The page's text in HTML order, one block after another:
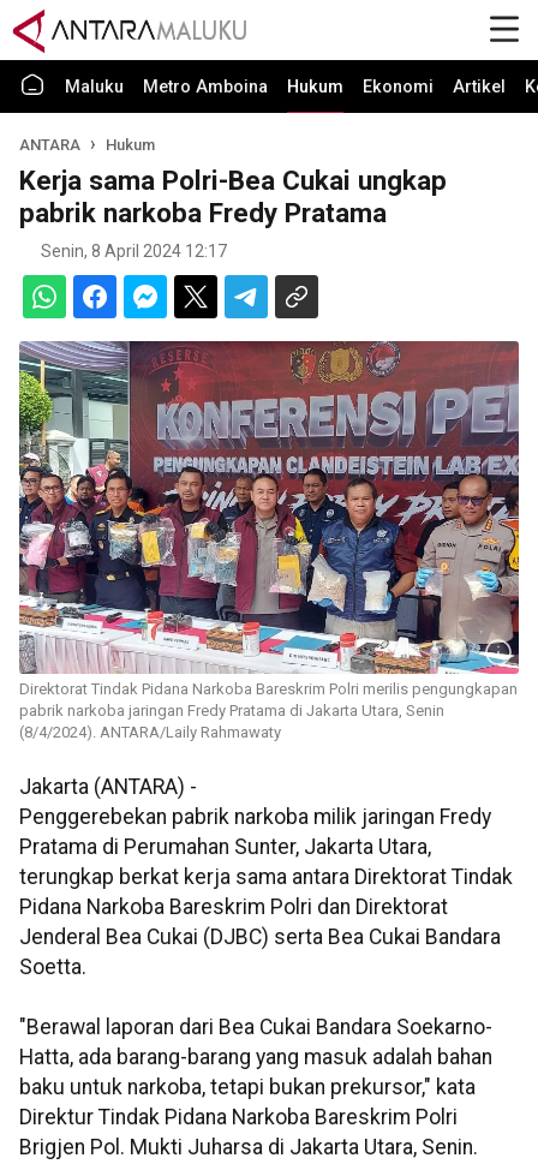
Maluku Metro Amboina Hukum Ekonomi Artikel
ANTARA Hukum
Kerja sama Polri-Bea Cukai ungkap
pabrik narkoba Fredy Pratama
Senin, 8 April 2024 12:17
Direktorat Tindak Pidana Narkoba Bareskrim Polri merilis pengungkapan
pabrik narkoba jaringan Fredy Pratama di Jakarta Utara, Senin
(8/4/2024). ANTARA/Laily Rahmawaty
Jakarta (ANTARA) -
Penggerebekan pabrik narkoba milik jaringan Fredy
Pratama di Perumahan Sunter, Jakarta Utara,
terungkap berkat kerja sama antara Direktorat Tindak
Pidana Narkoba Bareskrim Polri dan Direktorat
Jenderal Bea Cukai (DJBC) serta Bea Cukai Bandara
Soetta.
"Berawal laporan dari Bea Cukai Bandara Soekarno-
Hatta, ada barang-barang yang masuk adalah bahan
baku untuk narkoba, tetapi bukan prekursor," kata
Direktur Tindak Pidana Narkoba Bareskrim Polri
Brigjen Pol. Mukti Juharsa di Jakarta Utara, Senin.